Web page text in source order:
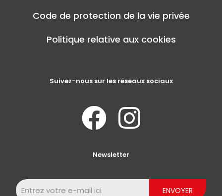
Code de protection de la vie privée
Politique relative aux cookies
Suivez-nous sur les réseaux sociaux
Newsletter